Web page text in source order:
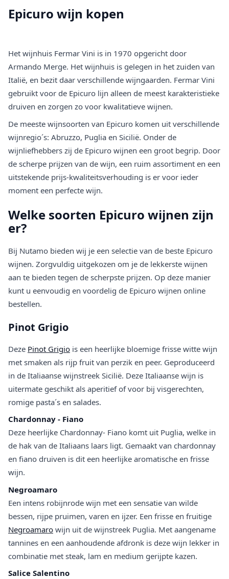
Epicuro wijn kopen
Het wijnhuis Fermar Vini is in 1970 opgericht door
Armando Merge. Het wijnhuis is gelegen in het zuiden van
Italië, en bezit daar verschillende wijngaarden. Fermar Vini
gebruikt voor de Epicuro lijn alleen de meest karakteristieke
druiven en zorgen zo voor kwalitatieve wijnen.
De meeste wijnsoorten van Epicuro komen uit verschillende
wijnregio´s: Abruzzo, Puglia en Sicilië. Onder de
wijnliefhebbers zij de Epicuro wijnen een groot begrip. Door
de scherpe prijzen van de wijn, een ruim assortiment en een
uitstekende prijs-kwaliteitsverhouding is er voor ieder
moment een perfecte wijn.
Welke soorten Epicuro wijnen zijn
er?
Bij Nutamo bieden wij je een selectie van de beste Epicuro
wijnen. Zorgvuldig uitgekozen om je de lekkerste wijnen
aan te bieden tegen de scherpste prijzen. Op deze manier
kunt u eenvoudig en voordelig de Epicuro wijnen online
bestellen.
Pinot Grigio
Deze Pinot Grigio is een heerlijke bloemige frisse witte wijn
met smaken als rijp fruit van perzik en peer. Geproduceerd
in de Italiaanse wijnstreek Sicilië. Deze Italiaanse wijn is
uitermate geschikt als aperitief of voor bij visgerechten,
romige pasta´s en salades.
Chardonnay - Fiano
Deze heerlijke Chardonnay- Fiano komt uit Puglia, welke in
de hak van de Italiaans laars ligt. Gemaakt van chardonnay
en fiano druiven is dit een heerlijke aromatische en frisse
wijn.
Negroamaro
Een intens robijnrode wijn met een sensatie van wilde
bessen, rijpe pruimen, varen en ijzer. Een frisse en fruitige
Negroamaro wijn uit de wijnstreek Puglia. Met aangename
tannines en een aanhoudende afdronk is deze wijn lekker in
combinatie met steak, lam en medium gerijpte kazen.
Salice Salentino